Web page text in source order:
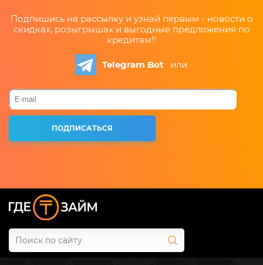
Подпишись на рассылку и узнай первым - новости о
скидках, розыгрышах и выгодные предложения по
кредитам!!
Telegram Bot или